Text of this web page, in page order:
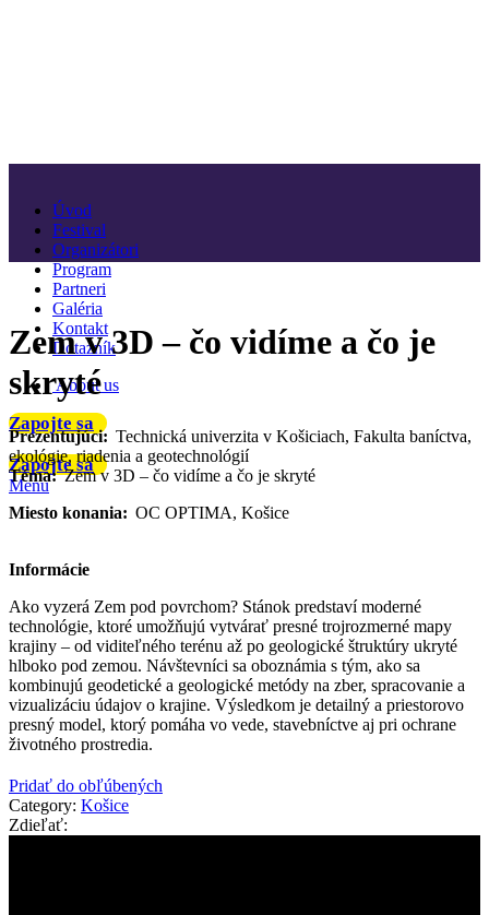
Úvod
Festival
Organizátori
Program
Partneri
Galéria
Kontakt
Dotazník
About us
Zapojte sa
Zapojte sa
Menu
Zem v 3D – čo vidíme a čo je
skryté
Prezentujúci: Technická univerzita v Košiciach, Fakulta baníctva,
ekológie, riadenia a geotechnológií
Téma:Zem v 3D – čo vidíme a čo je skryté
Miesto konania: OC OPTIMA, Košice
Informácie
Ako vyzerá Zem pod povrchom? Stánok predstaví moderné
technológie, ktoré umožňujú vytvárať presné trojrozmerné mapy
krajiny – od viditeľného terénu až po geologické štruktúry ukryté
hlboko pod zemou. Návštevníci sa oboznámia s tým, ako sa
kombinujú geodetické a geologické metódy na zber, spracovanie a
vizualizáciu údajov o krajine. Výsledkom je detailný a priestorovo
presný model, ktorý pomáha vo vede, stavebníctve aj pri ochrane
životného prostredia.
Pridať do obľúbených
Category: Košice
Zdieľať: